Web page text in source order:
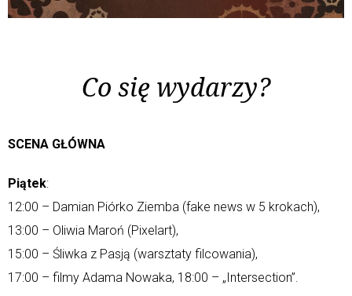
Co się wydarzy?
SCENA GŁÓWNA
Piątek:
12:00 – Damian Piórko Ziemba (fake news w 5 krokach),
13:00 – Oliwia Maroń (Pixelart),
15:00 – Śliwka z Pasją (warsztaty filcowania),
17:00 – filmy Adama Nowaka, 18:00 – „Intersection”.